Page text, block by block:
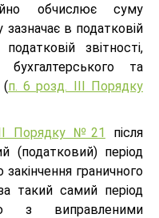
обчислює суму
зазначає в податковій
звітності,
та
(п. 6 розд. III Порядку
Порядку №21
після
(податковий) період
граничного
такий самий період
з виправленими